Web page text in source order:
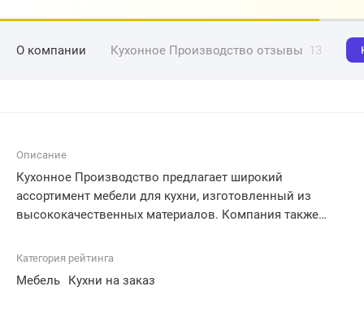
О компании Кухонное Производство отзывы 13
Описание
Кухонное Производство предлагает широкий
ассортимент мебели для кухни, изготовленный из
высококачественных материалов. Компания также
по индивидуальным заказам, а также доставке и
гарантируют высокое качество продукции и
Категория рейтинга
Мебель Кухни на заказ